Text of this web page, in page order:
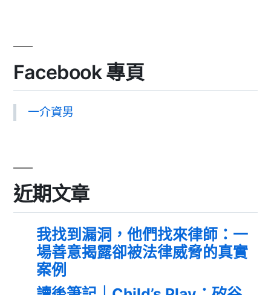
Facebook 專頁
一介資男
近期文章
我找到漏洞，他們找來律師：一
場善意揭露卻被法律威脅的真實
案例